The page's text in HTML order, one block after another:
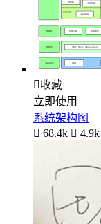
收藏
立即使用
系统架构图
 68.4k  4.9k